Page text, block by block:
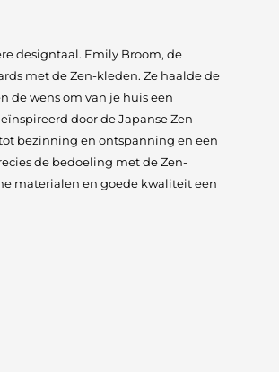
designtaal. Emily Broom, de
met de Zen-kleden. Ze haalde de
de wens om van je huis een
door de Japanse Zen-
bezinning en ontspanning en een
de bedoeling met de Zen-
materialen en goede kwaliteit een